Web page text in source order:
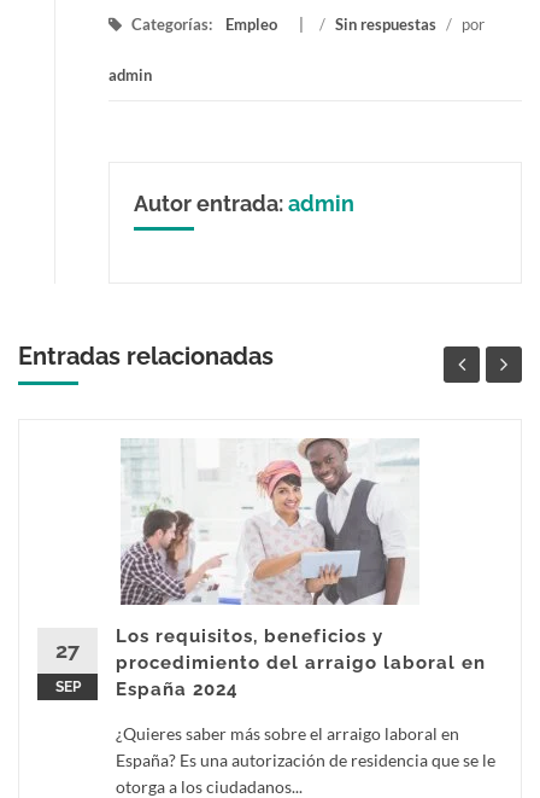
Categorías: Empleo / Sin respuestas / por
admin
Autor entrada:admin
Entradas relacionadas
27
SEP
Los requisitos, beneficios y
procedimiento del arraigo laboral en
España 2024
¿Quieres saber más sobre el arraigo laboral en
España? Es una autorización de residencia que se le
otorga a los ciudadanos...